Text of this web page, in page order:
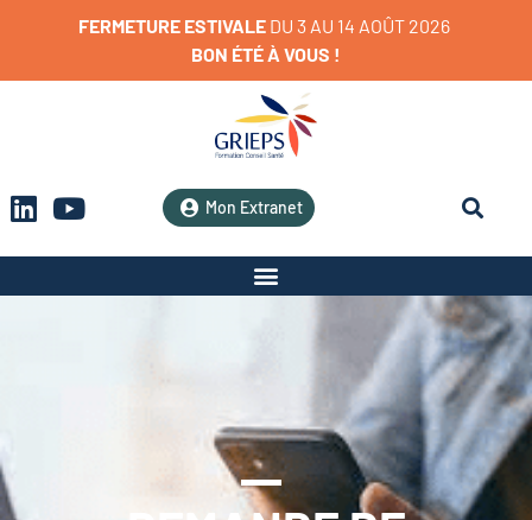
FERMETURE ESTIVALE DU 3 AU 14 AOÛT 2026
BON ÉTÉÀ VOUS !
Mon Extranet